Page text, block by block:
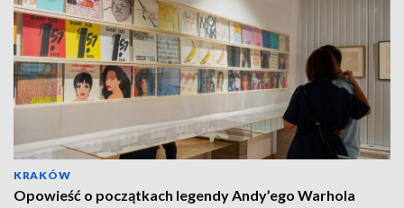
KRAKÓW
Opowieść o początkach legendy Andy’ego Warhola